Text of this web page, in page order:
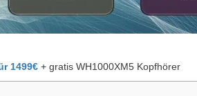
1499€ + gratis WH1000XM5 Kopfhörer